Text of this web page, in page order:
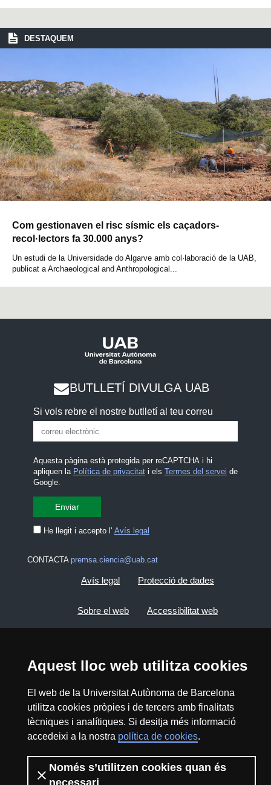
Aquest lloc web utilitza cookies
El web de la Universitat Autònoma de Barcelona
utilitza cookies pròpies i de tercers amb finalitats
tècniques i analítiques. Si desitja més informació
accedeixi a la nostra política de cookies.
Només s’utilitzen cookies quan és
necessari
DESTAQUEM
Com gestionaven el risc sísmic els caçadors-
recol·lectors fa 30.000 anys?
Un estudi de la Universidade do Algarve amb col·laboració de la UAB,
publicat a Archaeological and Anthropological...
BUTLLETÍ DIVULGA UAB
Si vols rebre el nostre butlletí al teu correu
Aquesta pàgina està protegida per reCAPTCHA i hi
apliquen la Política de privacitati els Termes del servei de
Google.
He llegit i accepto l' Avís legal
CONTACTA premsa.ciencia@uab.cat
Avís legal Protecció de dades
Sobre el web Accessibilitat web
Reconeixement - No Comercial (CC BY NC) -
ISSN: 2014-6388
View low-bandwidth version